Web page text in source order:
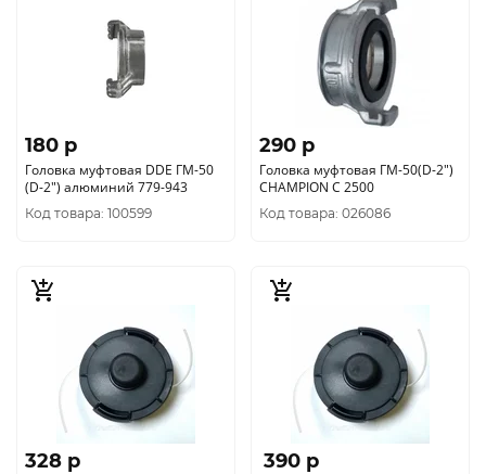
180 p
Головка муфтовая DDE ГМ-50
(D-2") алюминий 779-943
Код товара: 100599
290 p
Головка муфтовая ГМ-50(D-2")
CHAMPION C 2500
Код товара: 026086
328 p 390 p